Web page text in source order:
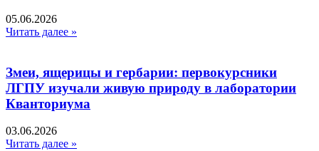
05.06.2026
Читать далее »
Змеи, ящерицы и гербарии: первокурсники
ЛГПУ изучали живую природу в лаборатории
Кванториума
03.06.2026
Читать далее »